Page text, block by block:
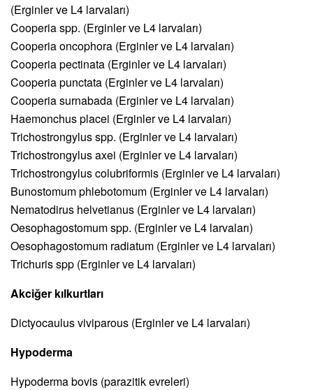
(Erginler ve L4 larvaları)
Cooperia spp. (Erginler ve L4 larvaları)
Cooperia oncophora (Erginler ve L4 larvaları)
Cooperia pectinata (Erginler ve L4 larvaları)
Cooperia punctata (Erginler ve L4 larvaları)
Cooperia surnabada (Erginler ve L4 larvaları)
Haemonchus placei (Erginler ve L4 larvaları)
Trichostrongylus spp. (Erginler ve L4 larvaları)
Trichostrongylus axei (Erginler ve L4 larvaları)
Trichostrongylus colubriformis (Erginler ve L4 larvaları)
Bunostomum phlebotomum (Erginler ve L4 larvaları)
Nematodirus helvetianus (Erginler ve L4 larvaları)
Oesophagostomum spp. (Erginler ve L4 larvaları)
Oesophagostomum radiatum (Erginler ve L4 larvaları)
Trichuris spp (Erginler ve L4 larvaları)
Akciğer kılkurtları
Dictyocaulus viviparous (Erginler ve L4 larvaları)
Hypoderma
Hypoderma bovis (parazitik evreleri)